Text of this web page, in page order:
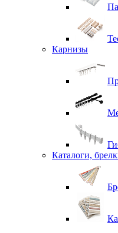
Карнизы
Каталоги,